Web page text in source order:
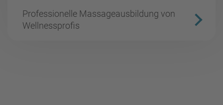
Professionelle Massageausbildung von
Wellnessprofis